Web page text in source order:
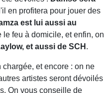
en profitera pour jouer des
est lui aussi au
le feu à domicile, et enfin, on
et aussi de SCH .
et encore : on ne
artistes seront dévoilés
On vous conseille de